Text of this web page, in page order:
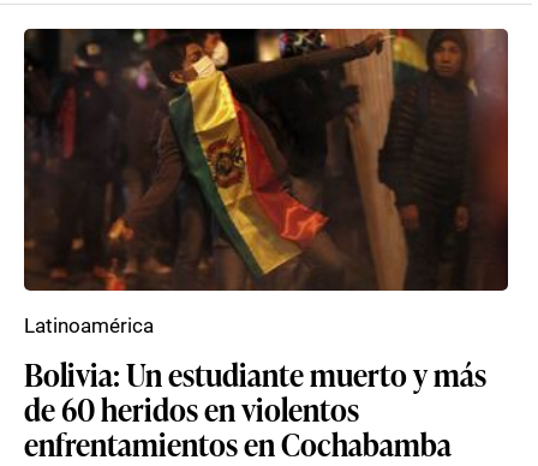
Bolivia: Un estudiante muerto y más
de 60 heridos en violentos
enfrentamientos en Cochabamba
Latinoamérica